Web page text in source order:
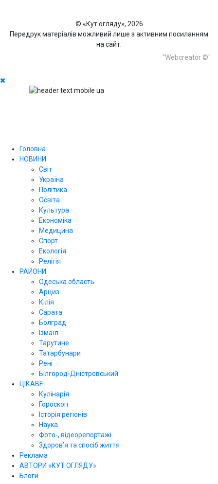
© «Кут огляду», 2026
Передрук матеріалів можливий лише з активним посиланням
на сайт.
"Webcreator ©"
Головна
НОВИНИ
Світ
Україна
Політика
Освіта
Культура
Економіка
Медицина
Спорт
Екологія
Релігія
РАЙОНИ
Одеська область
Арциз
Кілія
Сарата
Болград
Ізмаїл
Тарутине
Татарбунари
Рені
Білгород-Дністровський
ЦІКАВЕ
Кулінарія
Гороскоп
Історія регіонів
Наука
Фото-, відеорепортажі
Здоров’я та спосіб життя
Реклама
АВТОРИ «КУТ ОГЛЯДУ»
Блоги